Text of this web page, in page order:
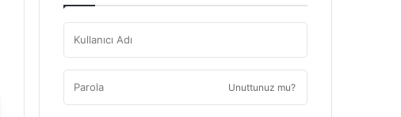
Unuttunuz mu?